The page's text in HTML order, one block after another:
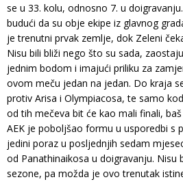
se u 33. kolu, odnosno 7. u
budući da su obje ekipe iz glavnog
je trenutni prvak zemlje, dok Zeleni
Nisu bili bliži nego što su sada,
jednim bodom i imajući priliku za
ovom meču jedan na jedan. Do kraja
protiv Arisa i Olympiacosa, te samo
od tih mečeva bit će kao mali finali,
AEK je poboljšao formu u usporedbi s
jedini poraz u posljednjih sedam
od Panathinaikosa u doigravanju. Nisu
sezone, pa možda je ovo trenutak